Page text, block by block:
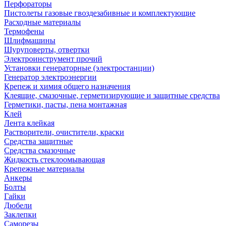
Перфораторы
Пистолеты газовые гвоздезабивные и комплектующие
Расходные материалы
Термофены
Шлифмашины
Шуруповерты, отвертки
Электроинструмент прочий
Установки генераторные (электростанции)
Генератор электроэнергии
Крепеж и химия общего назначения
Клеящие, смазочные, герметизирующие и защитные средства
Герметики, пасты, пена монтажная
Клей
Лента клейкая
Растворители, очистители, краски
Средства защитные
Средства смазочные
Жидкость стеклоомывающая
Крепежные материалы
Анкеры
Болты
Гайки
Дюбели
Заклепки
Саморезы